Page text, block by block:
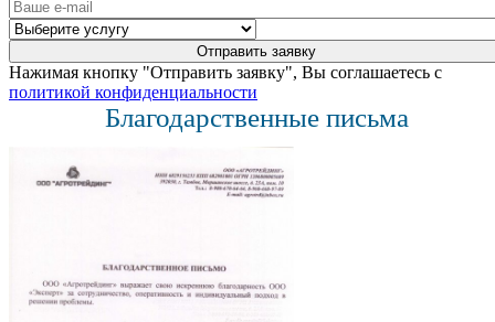
Нажимая кнопку "Отправить заявку", Вы соглашаетесь с
политикой конфиденциальности
Благодарственные письма